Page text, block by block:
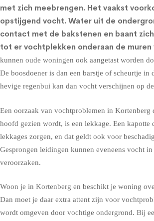
met zich meebrengen. Het vaakst
opstijgend vocht. Water uit de
contact met de bakstenen en baant
tot er vochtplekken onderaan de muren
kunnen oude woningen ook aangetast worden
De boosdoener is dan een barstje of scheurtje in
hevige regenbui kan dan vocht verschijnen op
Een oorzaak van vochtproblemen in Kortenberg
hoofd gezien wordt, is een lekkage. Een kapotte
lekkages zorgen, en dat geldt ook voor
Gesprongen leidingen kunnen eveneens vocht
veroorzaken.
Woon je in Kortenberg en beschikt je woning
Dan moet je daar extra attent zijn voor
wordt omgeven door vochtige ondergrond. Bij